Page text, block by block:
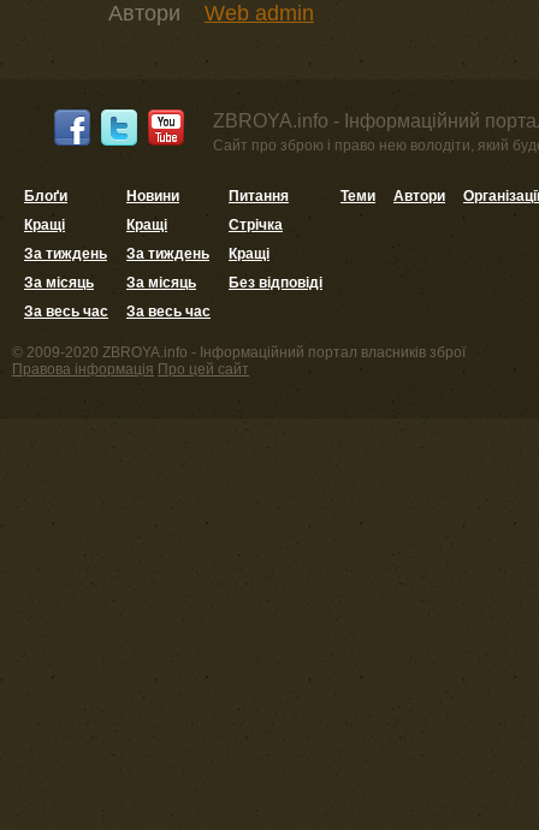
Автори
Web admin
ZBROYA.info - Інформаційний
Сайт про зброю і право нею володіти, який
Блоґи
Кращі
За тиждень
За місяць
За весь час
Новини
Кращі
За тиждень
За місяць
За весь час
Питання
Стрічка
Кращі
Без відповіді
Теми Автори
© 2009-2020 ZBROYA.info - Інформаційний портал власників зброї
Правова інформація Про цей сайт